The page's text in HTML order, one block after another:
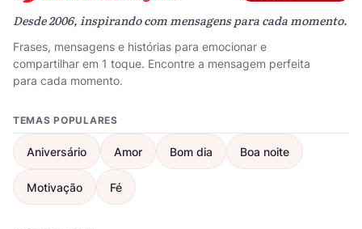
Desde 2006, inspirando com mensagens para cada momento.
Frases, mensagens e histórias para emocionar e
compartilhar em 1 toque. Encontre a mensagem perfeita
para cada momento.
TEMAS POPULARES
Aniversário Amor Bom dia Boa noite
Motivação Fé